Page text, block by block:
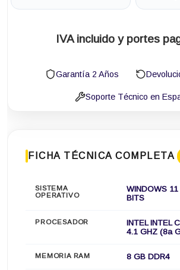
IVA incluido y portes
Garantía 2 Años
Soporte Técnico en
FICHA TÉCNICA COMPLETA
SISTEMA
OPERATIVO
WINDOWS
BITS
PROCESADOR
INTEL INTEL
4.1 GHZ (8a
MEMORIA RAM 8 GB DDR4